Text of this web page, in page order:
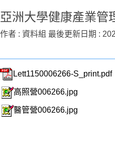
亞洲大學健康產業管
作者 : 資料組 最後更新日期 :
Lett1150006266-S_print.pdf
高照營006266.jpg
醫管營006266.jpg